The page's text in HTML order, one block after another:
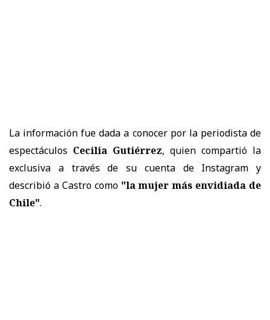
La información fue dada a conocer por la periodista de
espectáculos Cecilia Gutiérrez, quien compartió la
exclusiva a través de su cuenta de Instagram y
describió a Castro como "la mujer más envidiada de
Chile".